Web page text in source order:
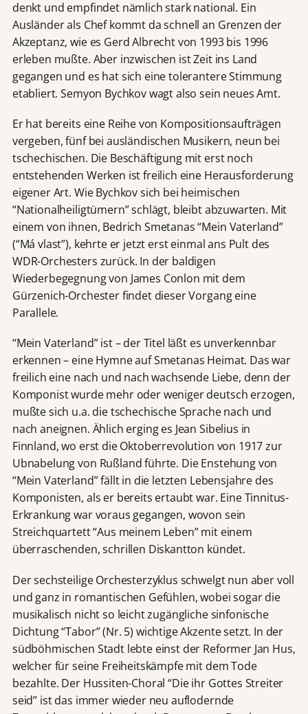
denkt und empfindet nämlich stark national. Ein
Ausländer als Chef kommt da schnell an Grenzen der
Akzeptanz, wie es Gerd Albrecht von 1993 bis 1996
erleben mußte. Aber inzwischen ist Zeit ins Land
gegangen und es hat sich eine tolerantere Stimmung
etabliert. Semyon Bychkov wagt also sein neues Amt.
Er hat bereits eine Reihe von Kompositionsaufträgen
vergeben, fünf bei ausländischen Musikern, neun bei
tschechischen. Die Beschäftigung mit erst noch
entstehenden Werken ist freilich eine Herausforderung
eigener Art. Wie Bychkov sich bei heimischen
“Nationalheiligtümern” schlägt, bleibt abzuwarten. Mit
einem von ihnen, Bedrich Smetanas “Mein Vaterland”
(“Má vlast”), kehrte er jetzt erst einmal ans Pult des
WDR-Orchesters zurück. In der baldigen
Wiederbegegnung von James Conlon mit dem
Gürzenich-Orchester findet dieser Vorgang eine
Parallele.
“Mein Vaterland” ist – der Titel läßt es unverkennbar
erkennen – eine Hymne auf Smetanas Heimat. Das war
freilich eine nach und nach wachsende Liebe, denn der
Komponist wurde mehr oder weniger deutsch erzogen,
mußte sich u.a. die tschechische Sprache nach und
nach aneignen. Ählich erging es Jean Sibelius in
Finnland, wo erst die Oktoberrevolution von 1917 zur
Ubnabelung von Rußland führte. Die Enstehung von
“Mein Vaterland” fällt in die letzten Lebensjahre des
Komponisten, als er bereits ertaubt war. Eine Tinnitus-
Erkrankung war voraus gegangen, wovon sein
Streichquartett “Aus meinem Leben” mit einem
überraschenden, schrillen Diskantton kündet.
Der sechsteilige Orchesterzyklus schwelgt nun aber voll
und ganz in romantischen Gefühlen, wobei sogar die
musikalisch nicht so leicht zugängliche sinfonische
Dichtung “Tabor” (Nr. 5) wichtige Akzente setzt. In der
südböhmischen Stadt lebte einst der Reformer Jan Hus,
welcher für seine Freiheitskämpfe mit dem Tode
bezahlte. Der Hussiten-Choral “Die ihr Gottes Streiter
seid” ist das immer wieder neu auflodernde